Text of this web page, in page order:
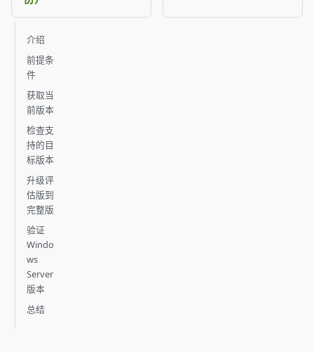
介绍
前提条
件
获取当
前版本
检查支
持的目
标版本
升级评
估版到
完整版
验证
Windo
ws
Server
版本
总结